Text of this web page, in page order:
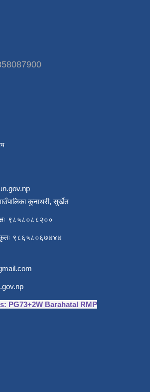
कुनाथरी, सुर्खेत
९८५८०८८२००
९८६५८०६७४४४
PG73+2W Barahatal RMP